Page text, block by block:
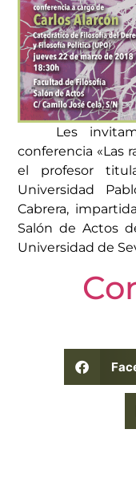
Les
conferencia «Las
el profesor
Universidad
Cabrera,
Salón de Actos
Universidad de